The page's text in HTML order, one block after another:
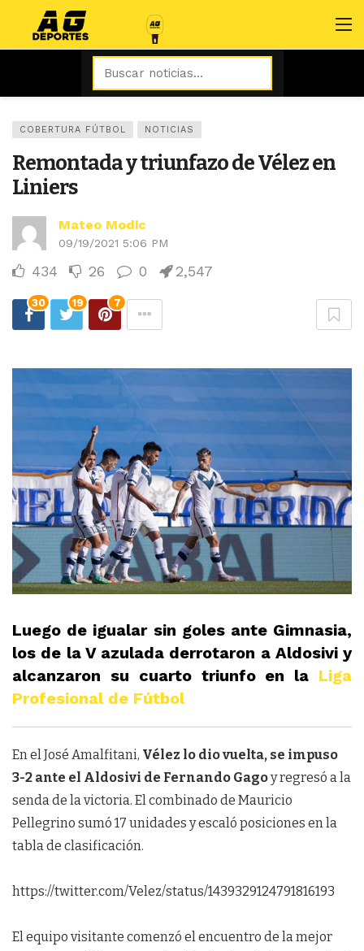
COBERTURA FÚTBOL NOTICIAS
Remontada y triunfazo de Vélez en
Liniers
Mateo Modic
09/19/2021 5:06 PM
434 26 0 2,547
30 19 7
Luego de igualar sin goles ante Gimnasia,
los de la V azulada derrotaron a Aldosivi y
alcanzaron su cuarto triunfo en la Liga
Profesional de Fútbol
En el José Amalfitani, Vélez lo dio vuelta, se impuso
3-2 ante el Aldosivi de Fernando Gagoy regresó a la
senda de la victoria. El combinado de Mauricio
Pellegrino sumó 17 unidades y escaló posiciones en la
tabla de clasificación.
https://twitter.com/Velez/status/1439329124791816193
El equipo visitante comenzó el encuentro de la mejor